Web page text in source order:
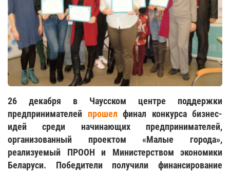
26 декабря в Чаусском центре поддержки
предпринимателей прошелфинал конкурса бизнес-
идей среди начинающих предпринимателей,
организованный проектом «Малые города»,
реализуемый ПРООН и Министерством экономики
Беларуси. Победители получили финансирование